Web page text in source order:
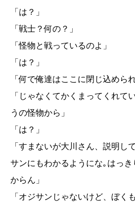
「は？」
「戦士？何の？」
「怪物と戦っているのよ」
「は？」
「何で俺達はここに閉じ込めら
「じゃなくてかくまってくれて
うの怪物から」
「は？」
「すまないが大川さん、説明し
サンにもわかるようにな｡はっ
からん」
「オジサンじゃないけど、ぼくも